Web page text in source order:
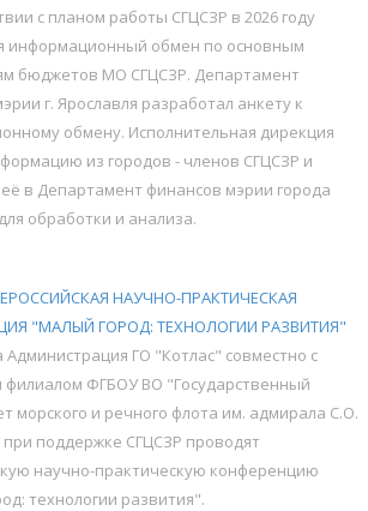
с планом работы СГЦСЗР в 2026 году
информационный обмен по основным
бюджетов МО СГЦСЗР. Департамент
г. Ярославля разработал анкету к
обмену. Исполнительная дирекция
из городов - членов СГЦСЗР и
в Департамент финансов мэрии города
обработки и анализа.
НАУЧНО-ПРАКТИЧЕСКАЯ
"МАЛЫЙ ГОРОД: ТЕХНОЛОГИИ РАЗВИТИЯ"
Администрация ГО "Котлас" совместно с
филиалом ФГБОУ ВО "Государственный
морского и речного флота им. адмирала С.О.
поддержке СГЦСЗР проводят
научно-практическую конференцию
технологии развития".